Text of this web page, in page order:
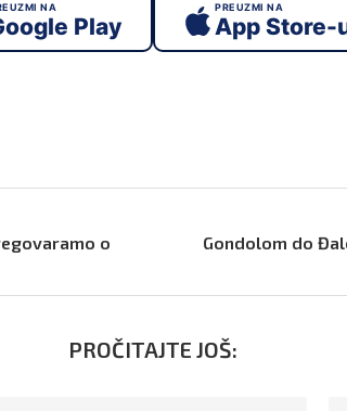
NA
Play
PREUZMI NA
App Store-
o
Gondolom do
PROČITAJTE JOŠ: